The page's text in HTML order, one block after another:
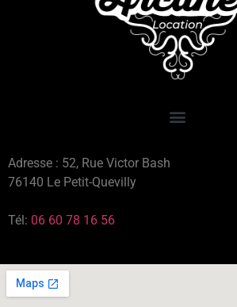
Adresse : 52, Rue Victor Bash
76140 Le Petit-Quevilly
Tél: 06 60 78 16 56